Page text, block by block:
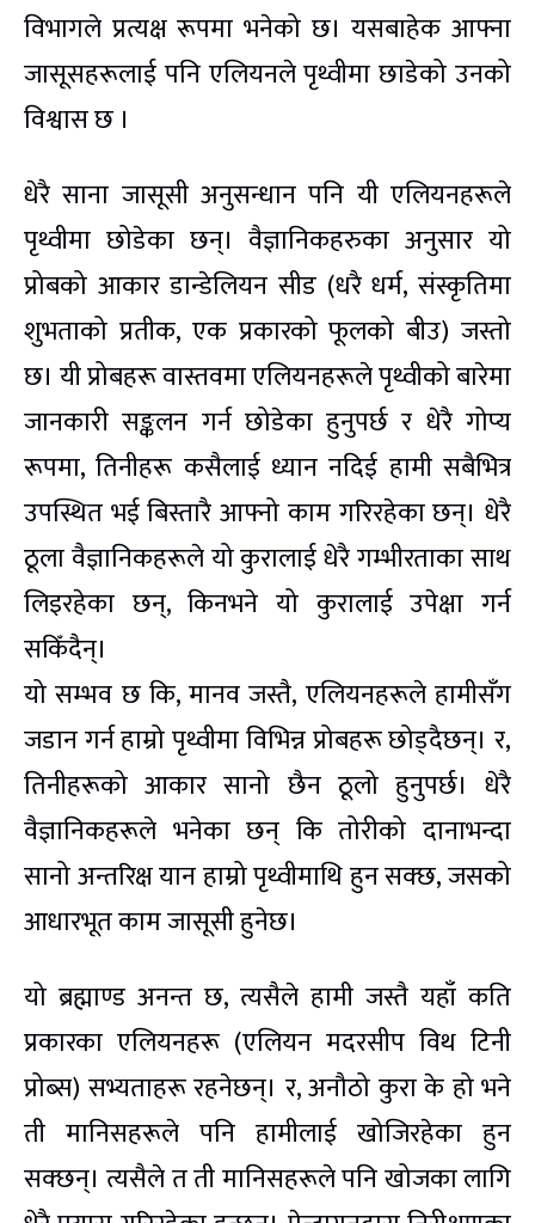
विभागले प्रत्यक्ष रूपमा भनेको छ। यसबाहेक आफ्ना
जासूसहरूलाई पनि एलियनले पृथ्वीमा छाडेको उनको
विश्वास छ ।
धेरै साना जासूसी अनुसन्धान पनि यी एलियनहरूले
पृथ्वीमा छोडेका छन्। वैज्ञानिकहरुका अनुसार यो
प्रोबको आकार डान्डेलियन सीड (धरै धर्म, संस्कृतिमा
शुभताको प्रतीक, एक प्रकारको फूलको बीउ) जस्तो
छ। यी प्रोबहरू वास्तवमा एलियनहरूले पृथ्वीको बारेमा
जानकारी सङ्कलन गर्न छोडेका हुनुपर्छ र धेरै गोप्य
रूपमा, तिनीहरू कसैलाई ध्यान नदिई हामी सबैभित्र
उपस्थित भई बिस्तारै आफ्नो काम गरिरहेका छन्। धेरै
ठूला वैज्ञानिकहरूले यो कुरालाई धेरै गम्भीरताका साथ
लिइरहेका छन्, किनभने यो कुरालाई उपेक्षा गर्न
सकिँदैन्।
यो सम्भव छ कि, मानव जस्तै, एलियनहरूले हामीसँग
जडान गर्न हाम्रो पृथ्वीमा विभिन्न प्रोबहरू छोड्दैछन्। र,
तिनीहरूको आकार सानो छैन ठूलो हुनुपर्छ। धेरै
वैज्ञानिकहरूले भनेका छन् कि तोरीको दानाभन्दा
सानो अन्तरिक्ष यान हाम्रो पृथ्वीमाथि हुन सक्छ, जसको
आधारभूत काम जासूसी हुनेछ।
यो ब्रह्माण्ड अनन्त छ, त्यसैले हामी जस्तै यहाँ कति
प्रकारका एलियनहरू (एलियन मदरसीप विथ टिनी
प्रोब्स) सभ्यताहरू रहनेछन्। र, अनौठो कुरा के हो भने
ती मानिसहरूले पनि हामीलाई खोजिरहेका हुन
सक्छन्। त्यसैले त ती मानिसहरूले पनि खोजका लागि